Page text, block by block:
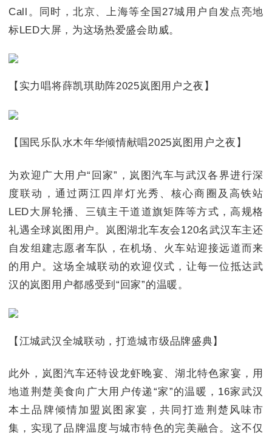
Call。同时，北京、上海等全国27城用户自发点亮地
标LED大屏，为这场热爱盛会助威。
【实力唱将薛凯琪助阵2025岚图用户之夜】
【国民乐队水木年华倾情献唱2025岚图用户之夜】
为欢迎广大用户“回家”，岚图汽车与武汉各界进行深
度联动，通过两江四岸灯光秀、核心商圈及高铁站
LED大屏轮播、三镇主干道道旗矩阵等方式，高规格
礼遇全球岚图用户。岚图湖北车友会120名武汉车主还
自发组建志愿者车队，在机场、火车站迎接远道而来
的用户。这场全城联动的欢迎仪式，让每一位抵达武
汉的岚图用户都感受到“回家”的温暖。
【江城武汉全城联动，打造城市级品牌盛典】
此外，岚图汽车还特设龙虾晚宴、湖北特色家宴，用
地道荆楚美食向广大用户传递“家”的温暖，16家武汉
本土品牌倾情加盟岚图家宴，共同打造荆楚风味市
集，实现了品牌温度与城市特色的完美融合。这不仅